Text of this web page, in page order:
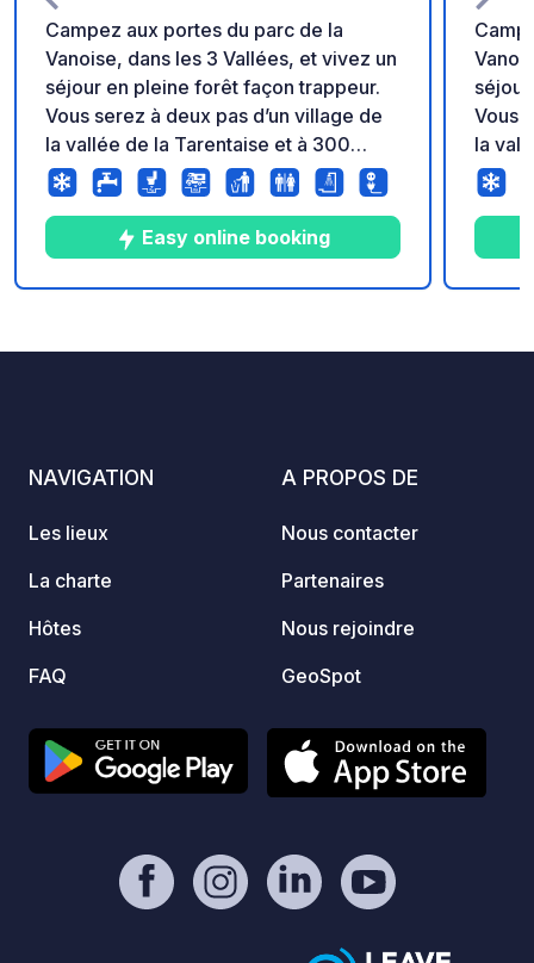
Campez aux portes du parc de la
Vanoise, dans les 3 Vallées, et vivez un
séjour en pleine forêt façon trappeur.
Vous serez à deux pas d’un village de
la vallée de la Tarentaise et à 300
mètres d’un espace de baignade
naturelle. Un site exceptionnel niché
dans une jolie forêt de sapins Aux
portes du Parc de la Vanoise, le
Camping Huttopia Vanoise – secteur
sorties VTT ou autres activités nature
belle piscine chauffée fait aussi des
adeptes !
Easy online booking
Vous
la
naturelle. Un site
dans
NAVIGATION
Les lieux
La charte
Hôtes
FAQ
A PROPOS DE
Nous contacter
Partenaires
Nous rejoindre
GeoSpot